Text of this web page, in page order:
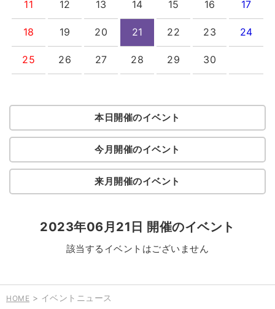
11 12 13 14 15 16 17
18 19 20 21 22 23 24
25 26 27 28 29 30
本日開催のイベント
今月開催のイベント
来月開催のイベント
2023年06月21日 開催のイベント
該当するイベントはございません
HOME > イベントニュース